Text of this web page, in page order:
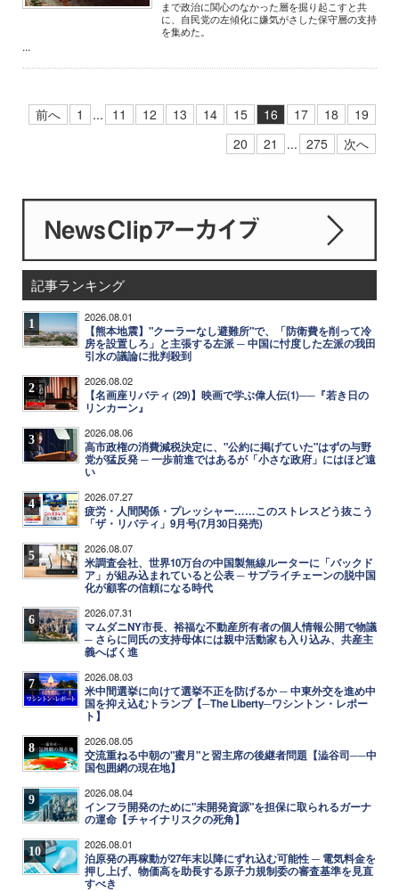
まで政治に関心のなかった層を掘り起こすと共
に、自民党の左傾化に嫌気がさした保守層の支持
を集めた。
...
前へ 1 ... 11 12 13 14 15 16 17 18
19
20
21 ... 275 次へ
記事ランキング
1 2026.08.01
【熊本地震】"クーラーなし避難所"で、「防衛費を削って冷
房を設置しろ」と主張する左派 ─ 中国に忖度した左派の我田
引水の議論に批判殺到
2 2026.08.02
【名画座リバティ (29)】映画で学ぶ偉人伝(1)──『若き日の
リンカーン』
3 2026.08.06
高市政権の消費減税決定に、"公約に掲げていた"はずの与野
党が猛反発 ─ 一歩前進ではあるが「小さな政府」にはほど遠
い
4 2026.07.27
疲労・人間関係・プレッシャー……このストレスどう抜こう
「ザ・リバティ」9月号(7月30日発売)
5 2026.08.07
米調査会社、世界10万台の中国製無線ルーターに「バックド
ア」が組み込まれていると公表 ─ サプライチェーンの脱中国
化が顧客の信頼になる時代
6 2026.07.31
マムダニNY市長、裕福な不動産所有者の個人情報公開で物議
─ さらに同氏の支持母体には親中活動家も入り込み、共産主
義へばく進
7 2026.08.03
米中間選挙に向けて選挙不正を防げるか ─ 中東外交を進め中
国を抑え込むトランプ【─The Liberty─ワシントン・レポー
ト】
8 2026.08.05
交流重ねる中朝の"蜜月"と習主席の後継者問題【澁谷司──中
国包囲網の現在地】
9 2026.08.04
インフラ開発のために"未開発資源"を担保に取られるガーナ
の運命【チャイナリスクの死角】
10 2026.08.01
泊原発の再稼動が27年末以降にずれ込む可能性 ─ 電気料金を
押し上げ、物価高を助長する原子力規制委の審査基準を見直
すべき